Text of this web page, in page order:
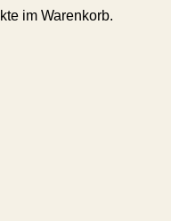
im Warenkorb.